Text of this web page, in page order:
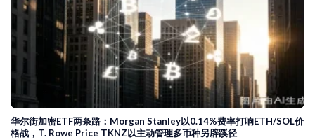
华尔街加密ETF两条路：Morgan Stanley以0.14%费率打响ETH/SOL价
格战，T. Rowe Price TKNZ以主动管理多币种另辟蹊径